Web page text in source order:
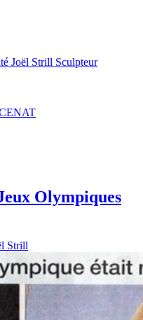
Joël Strill Sculpteur
Olympiques
Strill